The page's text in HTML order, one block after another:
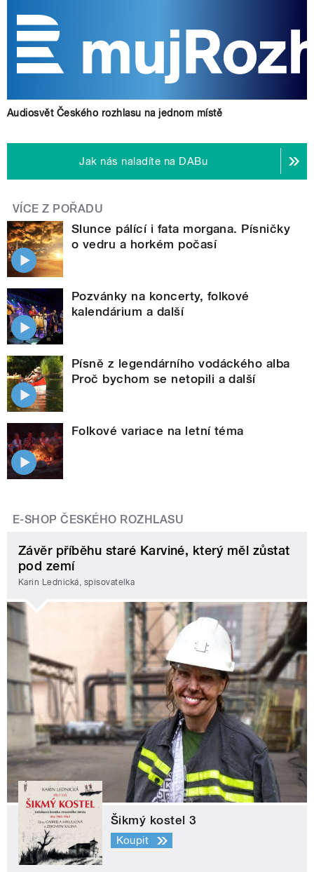
Audiosvět Českého rozhlasu na jednom místě
Jak nás naladíte na DABu
VÍCE Z POŘADU
Slunce pálící i fata morgana. Písničky
o vedru a horkém počasí
Pozvánky na koncerty, folkové
kalendárium a další
Písně z legendárního vodáckého alba
Proč bychom se netopili a další
Folkové variace na letní téma
E-SHOP ČESKÉHO ROZHLASU
Závěr příběhu staré Karviné, který měl zůstat
pod zemí
Karin Lednická, spisovatelka
Šikmý kostel 3
Koupit